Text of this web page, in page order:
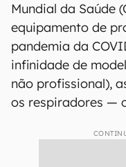
Mundial da Saúde
equipamento de
pandemia da
infinidade de
não profissional),
os respiradores —